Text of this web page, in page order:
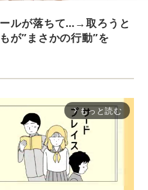
ルが落ちて…→取ろうと
が”まさかの行動”を
arrow_forward_ios もっと読む